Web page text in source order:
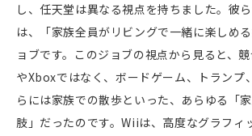
し、任天堂は異なる視点を持ちました。彼
は、「家族全員がリビングで一緒に楽しめ
ョブです。このジョブの視点から見ると、
やXboxではなく、ボードゲーム、トランプ
らには家族での散歩といった、あらゆる「
肢」だったのです。Wiiは、高度なグラフィ